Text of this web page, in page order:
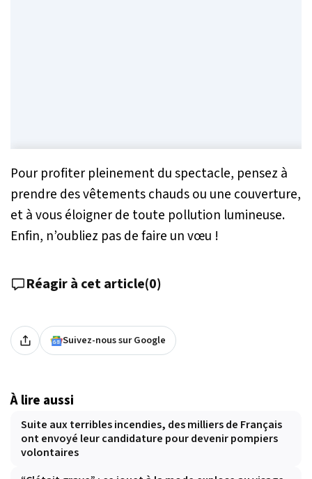
Pour profiter pleinement du spectacle, pensez à
prendre des vêtements chauds ou une couverture,
et à vous éloigner de toute pollution lumineuse.
Enfin, n’oubliez pas de faire un vœu !
Réagir à cet article(0)
Suivez-nous sur Google
À lire aussi
Suite aux terribles incendies, des milliers de Français
ont envoyé leur candidature pour devenir pompiers
volontaires